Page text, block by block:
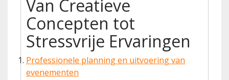
Van Creatieve
Concepten tot
Stressvrije Ervaringen
Professionele planning en uitvoering van
evenementen